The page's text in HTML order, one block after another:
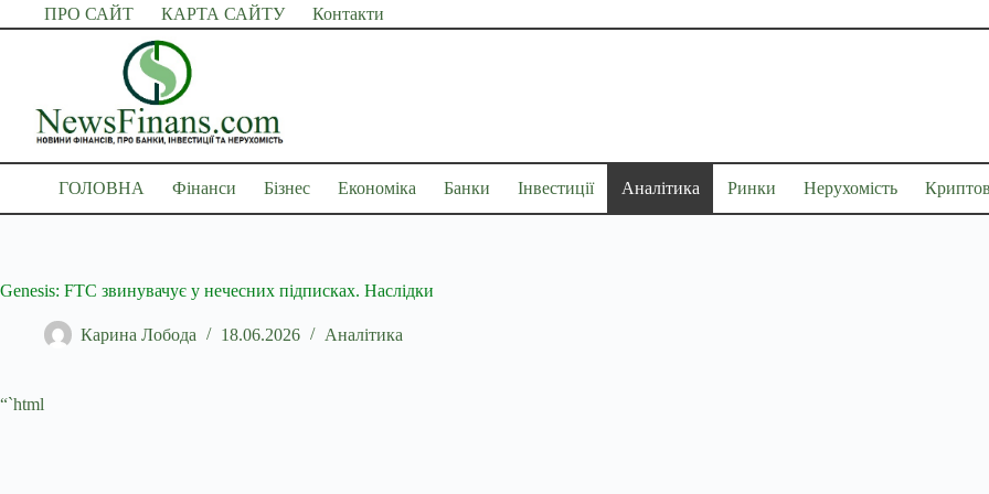
Перейти
до
ПРО САЙТ КАРТА САЙТУ Контакти
ГОЛОВНА Фінанси Бізнес Економіка Банки Інвестиції Аналітика Ринки Нерухомість
Genesis: FTC звинувачує у нечесних підписках. Наслідки
Карина Лобода 18.06.2026 Аналітика
“`html